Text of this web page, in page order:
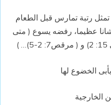
رتبة تمارس قبل الطعام
عظيما، رفضه يسوع ( متى
الخضوع لها
الخارجية